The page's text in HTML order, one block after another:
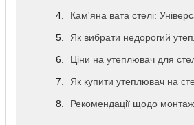
Кам'яна вата стелі:
Як вибрати недорогий
Ціни на утеплювач для
Як купити утеплювач на
Рекомендації щодо